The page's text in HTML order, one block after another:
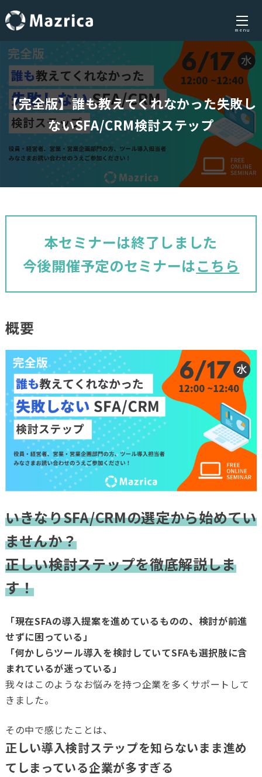
Skip
to
content
menu
【完全版】誰も教えてくれなかった失敗し
ないSFA/CRM検討ステップ
本セミナーは終了しました
今後開催予定のセミナーはこちら
概要
いきなりSFA/CRMの選定から始めてい
ませんか？
正しい検討ステップを徹底解説しま
す！
「現在SFAの導入提案を進めているものの、検討が前進
せずに困っている」
「何かしらツール導入を検討していてSFAも選択肢に含
まれているが迷っている」
我々はこのようなお悩みを持つ企業を多くサポートして
きました。
その中で感じたことは、
正しい導入検討ステップを知らないまま進め
てしまっている企業が多すぎる